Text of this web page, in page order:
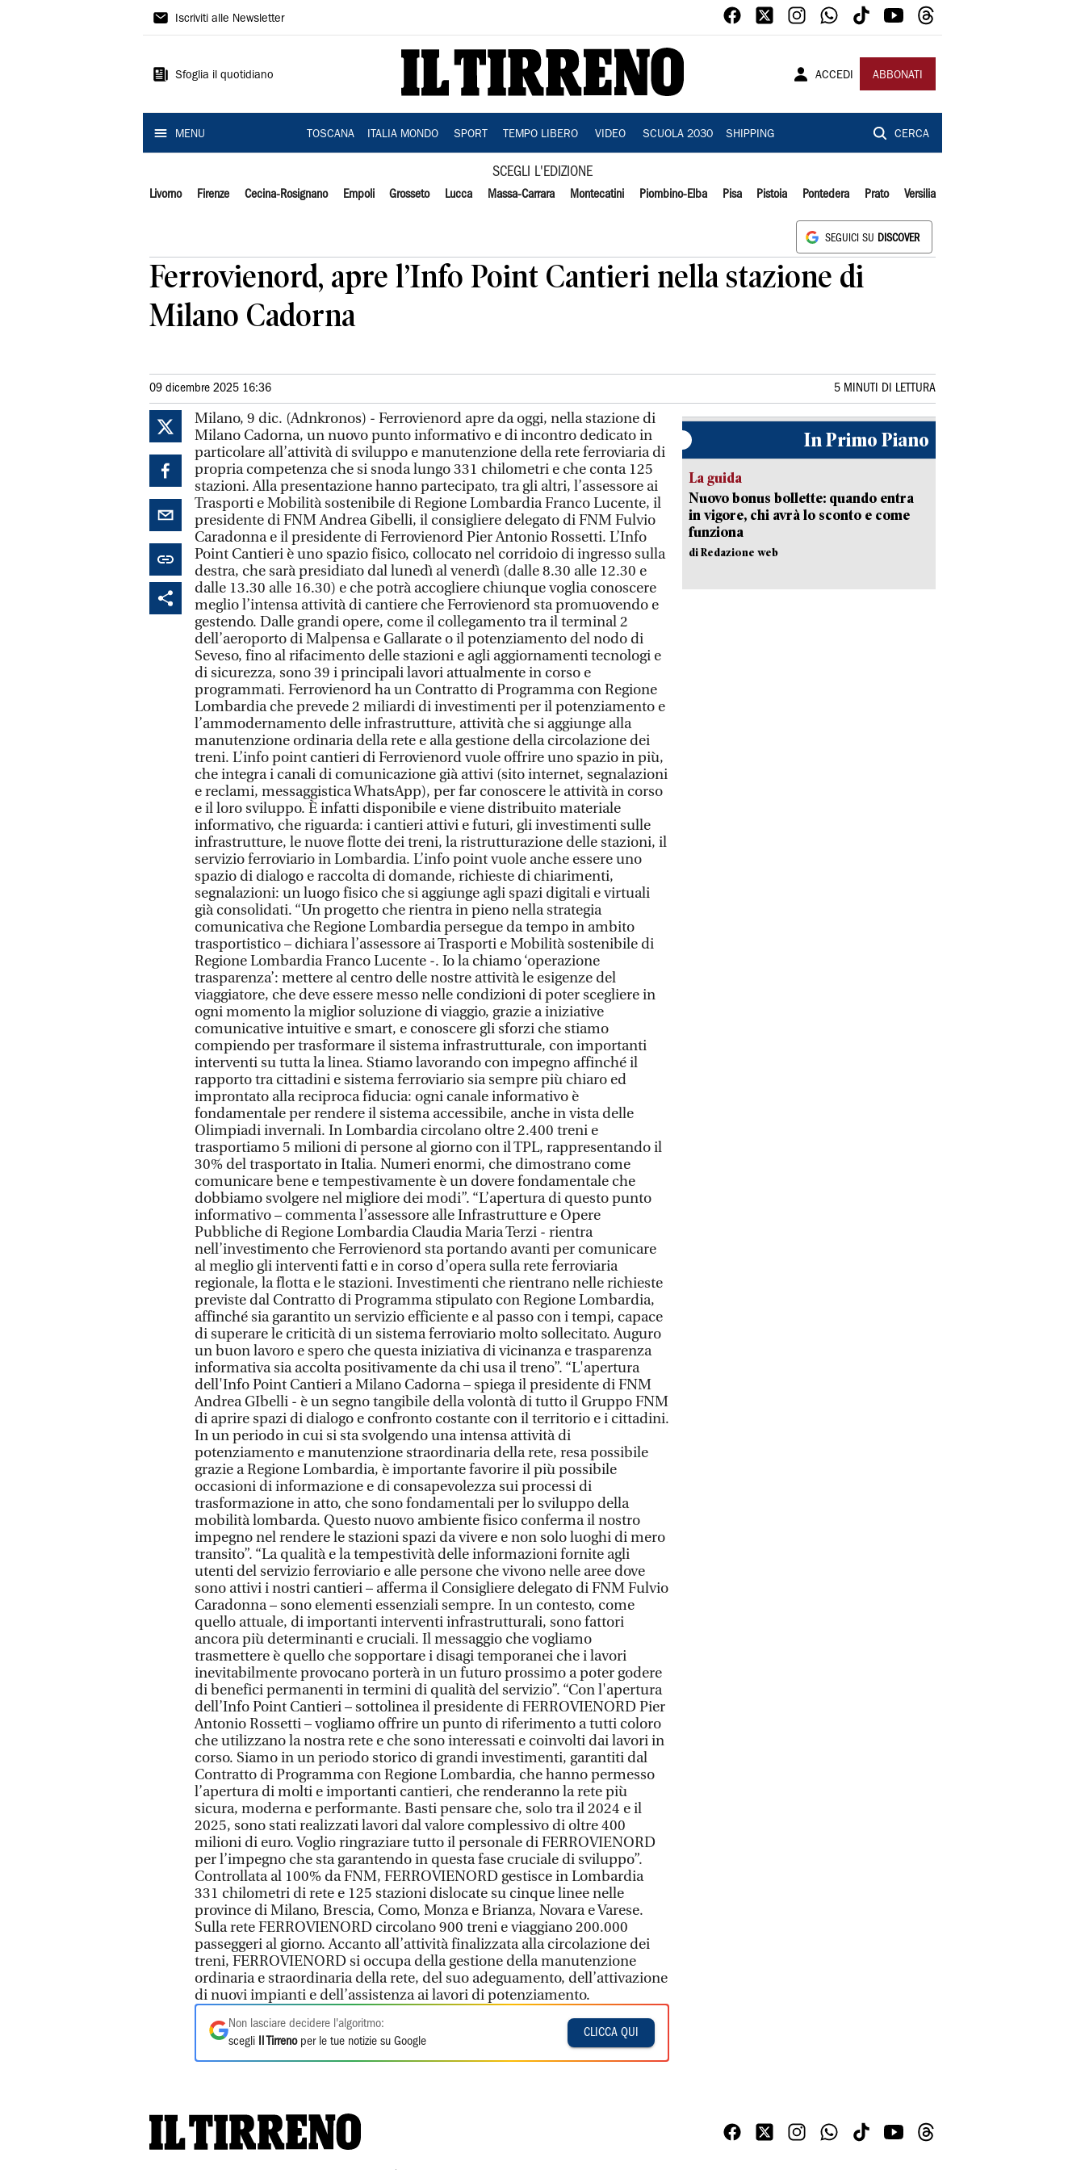
Il
Iscriviti alle Newsletter
Sfoglia il quotidiano ACCEDI ABBONATI
MENU TOSCANA ITALIA MONDO SPORT TEMPO LIBERO VIDEO SCUOLA 2030 SHIPPING CERCA
SCEGLI L'EDIZIONE
Livorno Firenze Cecina-Rosignano Empoli Grosseto Lucca Massa-Carrara Montecatini Piombino-Elba Pisa Pistoia Pontedera Prato Versilia
SEGUICI SU DISCOVER
Ferrovienord, apre l’Info Point Cantieri nella stazione di
Milano Cadorna
09 dicembre 2025 16:36 5 MINUTI DI LETTURA
Milano, 9 dic. (Adnkronos) - Ferrovienord apre da oggi, nella stazione di
Milano Cadorna, un nuovo punto informativo e di incontro dedicato in
particolare all’attività di sviluppo e manutenzione della rete ferroviaria di
propria competenza che si snoda lungo 331 chilometri e che conta 125
stazioni. Alla presentazione hanno partecipato, tra gli altri, l’assessore ai
Trasporti e Mobilità sostenibile di Regione Lombardia Franco Lucente, il
presidente di FNM Andrea Gibelli, il consigliere delegato di FNM Fulvio
Caradonna e il presidente di Ferrovienord Pier Antonio Rossetti. L’Info
Point Cantieri è uno spazio fisico, collocato nel corridoio di ingresso sulla
destra, che sarà presidiato dal lunedì al venerdì (dalle 8.30 alle 12.30 e
dalle 13.30 alle 16.30) e che potrà accogliere chiunque voglia conoscere
meglio l’intensa attività di cantiere che Ferrovienord sta promuovendo e
gestendo. Dalle grandi opere, come il collegamento tra il terminal 2
dell’aeroporto di Malpensa e Gallarate o il potenziamento del nodo di
Seveso, fino al rifacimento delle stazioni e agli aggiornamenti tecnologi e
di sicurezza, sono 39 i principali lavori attualmente in corso e
programmati. Ferrovienord ha un Contratto di Programma con Regione
Lombardia che prevede 2 miliardi di investimenti per il potenziamento e
l’ammodernamento delle infrastrutture, attività che si aggiunge alla
manutenzione ordinaria della rete e alla gestione della circolazione dei
treni. L’info point cantieri di Ferrovienord vuole offrire uno spazio in più,
che integra i canali di comunicazione già attivi (sito internet, segnalazioni
e reclami, messaggistica WhatsApp), per far conoscere le attività in corso
e il loro sviluppo. È infatti disponibile e viene distribuito materiale
informativo, che riguarda: i cantieri attivi e futuri, gli investimenti sulle
infrastrutture, le nuove flotte dei treni, la ristrutturazione delle stazioni, il
servizio ferroviario in Lombardia. L’info point vuole anche essere uno
spazio di dialogo e raccolta di domande, richieste di chiarimenti,
segnalazioni: un luogo fisico che si aggiunge agli spazi digitali e virtuali
già consolidati. “Un progetto che rientra in pieno nella strategia
comunicativa che Regione Lombardia persegue da tempo in ambito
trasportistico – dichiara l’assessore ai Trasporti e Mobilità sostenibile di
Regione Lombardia Franco Lucente -. Io la chiamo ‘operazione
trasparenza’: mettere al centro delle nostre attività le esigenze del
viaggiatore, che deve essere messo nelle condizioni di poter scegliere in
ogni momento la miglior soluzione di viaggio, grazie a iniziative
comunicative intuitive e smart, e conoscere gli sforzi che stiamo
compiendo per trasformare il sistema infrastrutturale, con importanti
interventi su tutta la linea. Stiamo lavorando con impegno affinché il
rapporto tra cittadini e sistema ferroviario sia sempre più chiaro ed
improntato alla reciproca fiducia: ogni canale informativo è
fondamentale per rendere il sistema accessibile, anche in vista delle
Olimpiadi invernali. In Lombardia circolano oltre 2.400 treni e
trasportiamo 5 milioni di persone al giorno con il TPL, rappresentando il
30% del trasportato in Italia. Numeri enormi, che dimostrano come
comunicare bene e tempestivamente è un dovere fondamentale che
dobbiamo svolgere nel migliore dei modi”. “L’apertura di questo punto
informativo – commenta l’assessore alle Infrastrutture e Opere
Pubbliche di Regione Lombardia Claudia Maria Terzi - rientra
nell’investimento che Ferrovienord sta portando avanti per comunicare
al meglio gli interventi fatti e in corso d’opera sulla rete ferroviaria
regionale, la flotta e le stazioni. Investimenti che rientrano nelle richieste
previste dal Contratto di Programma stipulato con Regione Lombardia,
affinché sia garantito un servizio efficiente e al passo con i tempi, capace
di superare le criticità di un sistema ferroviario molto sollecitato. Auguro
un buon lavoro e spero che questa iniziativa di vicinanza e trasparenza
informativa sia accolta positivamente da chi usa il treno”. “L'apertura
dell'Info Point Cantieri a Milano Cadorna – spiega il presidente di FNM
Andrea GIbelli - è un segno tangibile della volontà di tutto il Gruppo FNM
di aprire spazi di dialogo e confronto costante con il territorio e i cittadini.
In un periodo in cui si sta svolgendo una intensa attività di
potenziamento e manutenzione straordinaria della rete, resa possibile
grazie a Regione Lombardia, è importante favorire il più possibile
occasioni di informazione e di consapevolezza sui processi di
trasformazione in atto, che sono fondamentali per lo sviluppo della
mobilità lombarda. Questo nuovo ambiente fisico conferma il nostro
impegno nel rendere le stazioni spazi da vivere e non solo luoghi di mero
transito”. “La qualità e la tempestività delle informazioni fornite agli
utenti del servizio ferroviario e alle persone che vivono nelle aree dove
sono attivi i nostri cantieri – afferma il Consigliere delegato di FNM Fulvio
Caradonna – sono elementi essenziali sempre. In un contesto, come
quello attuale, di importanti interventi infrastrutturali, sono fattori
ancora più determinanti e cruciali. Il messaggio che vogliamo
trasmettere è quello che sopportare i disagi temporanei che i lavori
inevitabilmente provocano porterà in un futuro prossimo a poter godere
di benefici permanenti in termini di qualità del servizio”. “Con l'apertura
dell’Info Point Cantieri – sottolinea il presidente di FERROVIENORD Pier
Antonio Rossetti – vogliamo offrire un punto di riferimento a tutti coloro
che utilizzano la nostra rete e che sono interessati e coinvolti dai lavori in
corso. Siamo in un periodo storico di grandi investimenti, garantiti dal
Contratto di Programma con Regione Lombardia, che hanno permesso
l’apertura di molti e importanti cantieri, che renderanno la rete più
sicura, moderna e performante. Basti pensare che, solo tra il 2024 e il
2025, sono stati realizzati lavori dal valore complessivo di oltre 400
milioni di euro. Voglio ringraziare tutto il personale di FERROVIENORD
per l’impegno che sta garantendo in questa fase cruciale di sviluppo”.
Controllata al 100% da FNM, FERROVIENORD gestisce in Lombardia
331 chilometri di rete e 125 stazioni dislocate su cinque linee nelle
province di Milano, Brescia, Como, Monza e Brianza, Novara e Varese.
Sulla rete FERROVIENORD circolano 900 treni e viaggiano 200.000
passeggeri al giorno. Accanto all’attività finalizzata alla circolazione dei
treni, FERROVIENORD si occupa della gestione della manutenzione
ordinaria e straordinaria della rete, del suo adeguamento, dell’attivazione
di nuovi impianti e dell’assistenza ai lavori di potenziamento.
Non lasciare decidere l'algoritmo:
scegli
Il Tirrenoper le tue notizie su Google
CLICCA QUI
In Primo Piano
La guida
Nuovo bonus bollette: quando entra
in vigore, chi avrà lo sconto e come
funziona
di Redazione web